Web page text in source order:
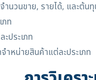
วนขาย, รายได้, และต้น
ภท
ประเภท
หน่ายสินค้าแต่ละประเภท